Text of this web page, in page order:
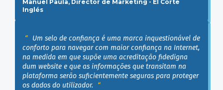
Manuel Paula, Director de Marketing - El Corte
Inglés
Um selo de confiança é uma marca inquestionável de
conforto para navegar com maior confiança na Internet,
na medida em que supõe uma acreditação fidedigna
dum website e que as informações que transitam na
plataforma serão suficientemente seguras para proteger
os dados do utilizador.